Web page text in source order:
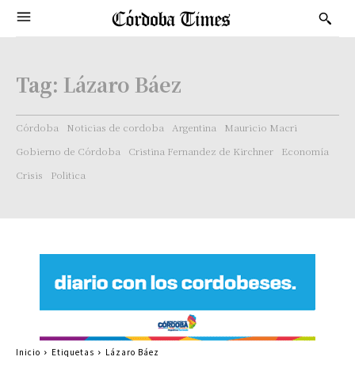
Tag: Lázaro Báez
Córdoba Noticias de cordoba Argentina
Mauricio Macri
Gobierno de Córdoba
Cristina Fernandez de Kirchner
Economía
Crisis
Politica
Inicio Etiquetas Lázaro Báez